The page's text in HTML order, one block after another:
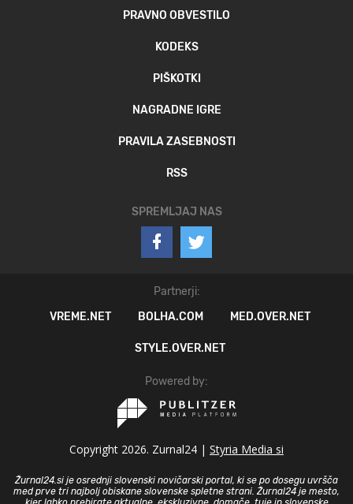
PRAVNO OBVESTILO
KODEKS
PIŠKOTKI
NAGRADNE IGRE
PRAVILA ZASEBNOSTI
RSS
SPREMLJAJ NAS
Partnerji:
VREME.NET
BOLHA.COM MED.OVER.NET
STYLE.OVER.NET
Powered by:
Copyright 2026. Zurnal24 | Styria Media si
Žurnal24.si je osrednji slovenski novičarski portal, ki se po dosegu uvršča
med prve tri najbolj obiskane slovenske spletne strani. Žurnal24 je mesto,